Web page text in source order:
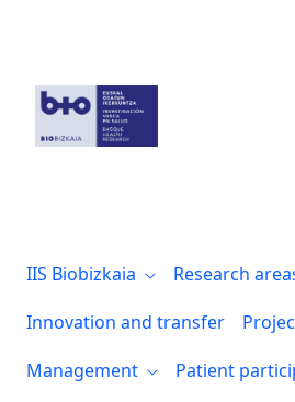
IIS Biobizkaia Research
Innovation and transfer
Management
Patient